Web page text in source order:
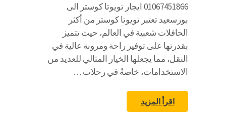
01067451866 ايجار تويوتا كوستر الى
بورسعيد تعتبر تويوتا كوستر من أكثر
الحافلات شعبية في العالم، حيث تتميز
بقدرتها على توفير راحة ومرونة عالية في
النقل، مما يجعلها الخيار المثالي للعديد من
الاستخدامات، خاصةً في رحلات …
اقرأ المزيد